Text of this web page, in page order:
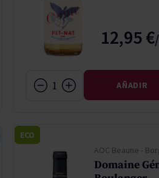
12,95 €
AÑADIR
AOC Beaune -
Domaine
ECO